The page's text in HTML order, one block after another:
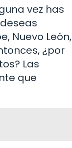
vez has
Nuevo León,
¿por
Las
que